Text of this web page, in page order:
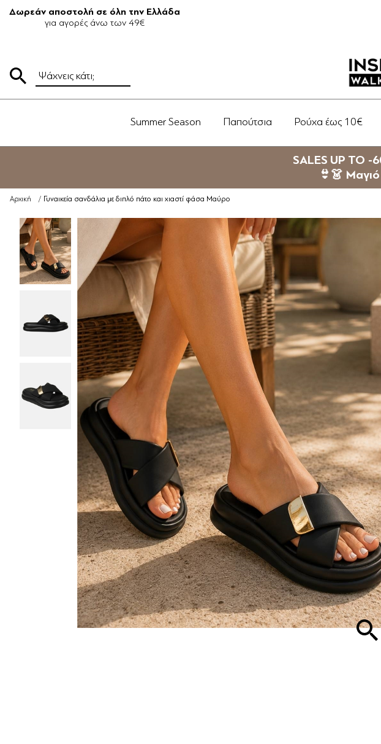
Δωρεάν αποστολή σε όλη την Ελλάδα
για αγορές άνω των 49€
Summer Season Παπούτσια Ρούχα έως 10€
SALES UP TO
👙👗
Αρχική / Γυναικεία σανδάλια με διπλό πάτο και χιαστί φάσα Μαύρο